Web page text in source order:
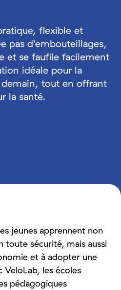
flexible et
pas d’embouteillages,
et se faufile facilement
idéale pour la
tout en offrant
la santé.
jeunes apprennent non
toute sécurité, mais aussi
et à adopter une
les écoles
pédagogiques